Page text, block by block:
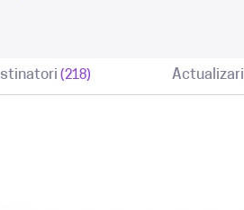
(218) Actualizari